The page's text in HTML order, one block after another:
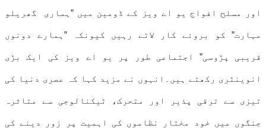
اور مسلح افواج یو اے ویز کے ڈومین میں ”ہماری گھریلو
مہارت” کو بروئے کار لاتے رہیں کیونکہ ”ہمارے دونوں
قریبی پڑوسی” اجتماعی طور پر یو اے ویز کی ایک بڑی
انوینٹری رکھتے ہیں۔انہوں نے مزید کہا کہ عصری دنیا کی
تیزی سے ترقی پذیر اور متحرک، ٹیکنالوجی سے متاثرہ
جنگوں میں خود مختار نظاموں کی اہمیت پر زور دینے کی